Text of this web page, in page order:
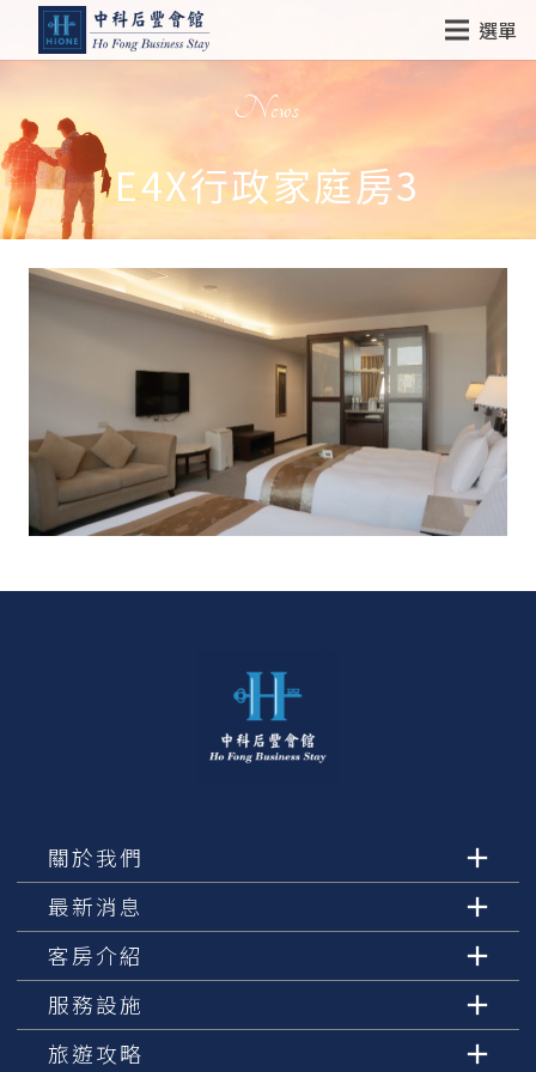
選單
News
E4X行政家庭房3
關於我們
最新消息
客房介紹
服務設施
旅遊攻略